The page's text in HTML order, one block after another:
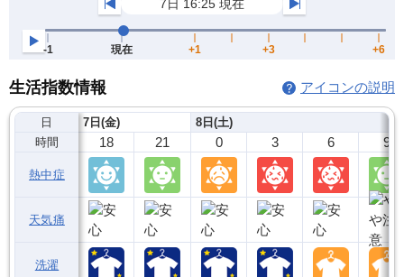
生活指数情報 アイコンの説明
日
時間
熱中症
天気痛
洗濯
7日(金)
18 21
8日(土)
0 3 6 9